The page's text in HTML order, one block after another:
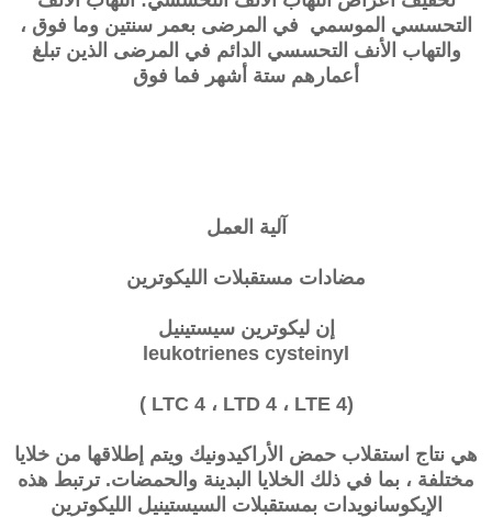
التحسسي الموسمي في المرضى بعمر سنتين وما فوق ،
والتهاب الأنف التحسسي الدائم في المرضى الذين تبلغ
أعمارهم ستة أشهر فما فوق
آلية العمل
مضادات مستقبلات الليكوترين
إن ليكوترين سيستينيل
leukotrienes cysteinyl
(LTC 4 ، LTD 4 ، LTE 4 )
هي نتاج استقلاب حمض الأراكيدونيك ويتم إطلاقها من خلايا
مختلفة ، بما في ذلك الخلايا البدينة والحمضات. ترتبط هذه
الإيكوسانويدات بمستقبلات السيستينيل الليكوترين